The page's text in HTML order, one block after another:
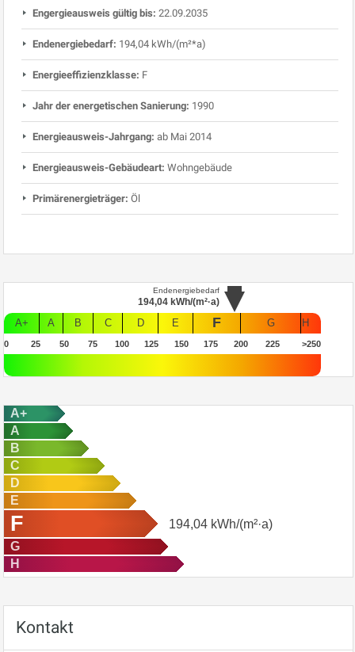
Engergieausweis gültig bis: 22.09.2035
Endenergiebedarf: 194,04 kWh/(m²*a)
Energieeffizienzklasse: F
Jahr der energetischen Sanierung: 1990
Energieausweis-Jahrgang: ab Mai 2014
Energieausweis-Gebäudeart: Wohngebäude
Primärenergieträger: Öl
Endenergiebedarf
194,04 kWh/(m²·a)
A+
A B C D E F G H
0 25 50 75 100 125 150 175 200 225 >250
A+
A
B
C
D
E
F 194,04 kWh/(m²·a)
G
H
Kontakt